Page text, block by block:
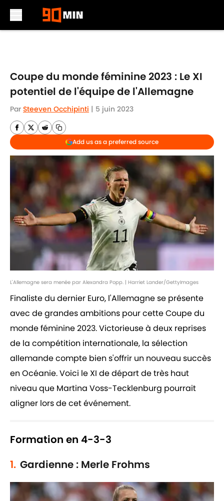
Coupe du monde féminine 2023 : Le XI
potentiel de l'équipe de l'Allemagne
Par Steeven Occhipinti | 5 juin 2023
Add us as a preferred source
L'Allemagne sera menée par Alexandra Popp. | Harriet Lander/GettyImages
Finaliste du dernier Euro, l'Allemagne se présente
avec de grandes ambitions pour cette Coupe du
monde féminine 2023. Victorieuse à deux reprises
de la compétition internationale, la sélection
allemande compte bien s'offrir un nouveau succès
en Océanie. Voici le XI de départ de très haut
niveau que Martina Voss-Tecklenburg pourrait
aligner lors de cet événement.
Formation en 4-3-3
1. Gardienne : Merle Frohms